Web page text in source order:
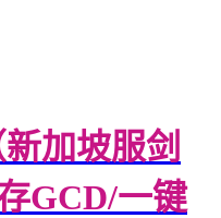
加坡服剑
GCD/一键